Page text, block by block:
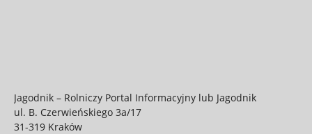
Jagodnik – Rolniczy Portal Informacyjny lub Jagodnik
ul. B. Czerwieńskiego 3a/17
31-319 Kraków